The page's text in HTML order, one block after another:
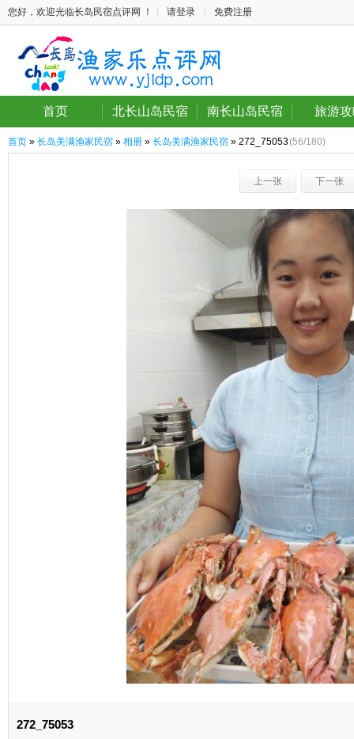
您好，欢迎光临长岛民宿点评网 ！ 请登录 免费注册
首页 北长山岛民宿 南长山岛民宿 旅游
首页 » 长岛美满渔家民宿 » 相册 » 长岛美满渔家民宿 » 272_75053(56/180)
上一张 下一张
272_75053